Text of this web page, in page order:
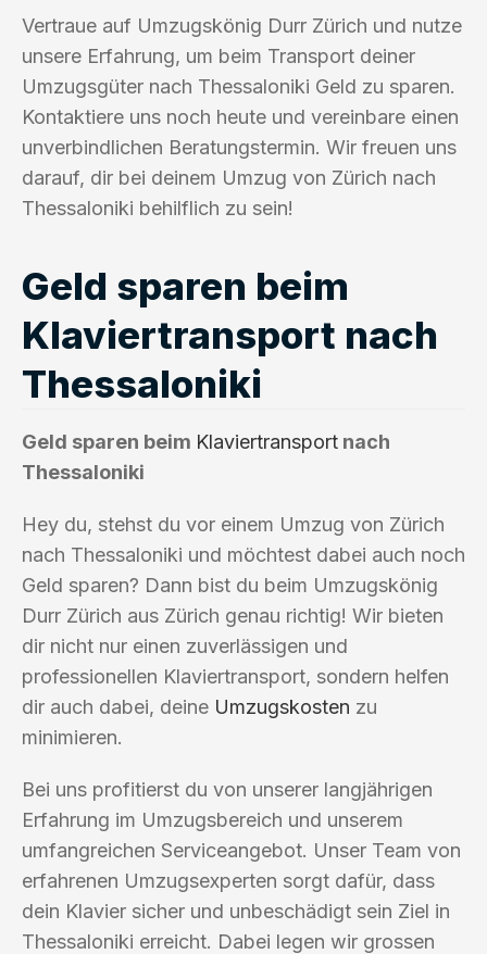
Vertraue auf Umzugskönig Durr Zürich und nutze
unsere Erfahrung, um beim Transport deiner
Umzugsgüter nach Thessaloniki Geld zu sparen.
Kontaktiere uns noch heute und vereinbare einen
unverbindlichen Beratungstermin. Wir freuen uns
darauf, dir bei deinem Umzug von Zürich nach
Thessaloniki behilflich zu sein!
Geld sparen beim
Klaviertransport nach
Thessaloniki
Geld sparen beim Klaviertransport nach
Thessaloniki
Hey du, stehst du vor einem Umzug von Zürich
nach Thessaloniki und möchtest dabei auch noch
Geld sparen? Dann bist du beim Umzugskönig
Durr Zürich aus Zürich genau richtig! Wir bieten
dir nicht nur einen zuverlässigen und
professionellen Klaviertransport, sondern helfen
dir auch dabei, deine Umzugskosten zu
minimieren.
Bei uns profitierst du von unserer langjährigen
Erfahrung im Umzugsbereich und unserem
umfangreichen Serviceangebot. Unser Team von
erfahrenen Umzugsexperten sorgt dafür, dass
dein Klavier sicher und unbeschädigt sein Ziel in
Thessaloniki erreicht. Dabei legen wir grossen